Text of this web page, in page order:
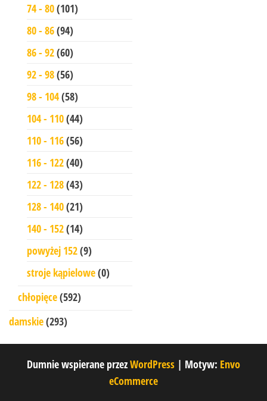
74 - 80(101)
80 - 86(94)
86 - 92(60)
92 - 98(56)
98 - 104(58)
104 - 110(44)
110 - 116(56)
116 - 122(40)
122 - 128(43)
128 - 140(21)
140 - 152(14)
powyżej 152(9)
stroje kąpielowe(0)
chłopięce(592)
damskie(293)
Dumnie wspierane przezWordPress | Motyw: Envo
eCommerce